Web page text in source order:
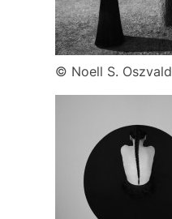
© Noell S. Oszvald